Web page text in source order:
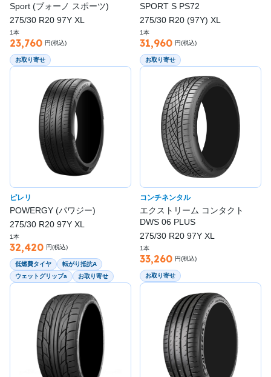
Sport (ブォーノ スポーツ)
275/30 R20 97Y XL
1本
23,760 円(税込)
お取り寄せ
SPORT S PS72
275/30 R20 (97Y) XL
1本
31,960 円(税込)
お取り寄せ
ピレリ
POWERGY (パワジー)
275/30 R20 97Y XL
1本
32,420 円(税込)
低燃費タイヤ
転がり抵抗A
ウェットグリップa
お取り寄せ
コンチネンタル
エクストリーム コンタクト
DWS 06 PLUS
275/30 R20 97Y XL
1本
33,260 円(税込)
お取り寄せ